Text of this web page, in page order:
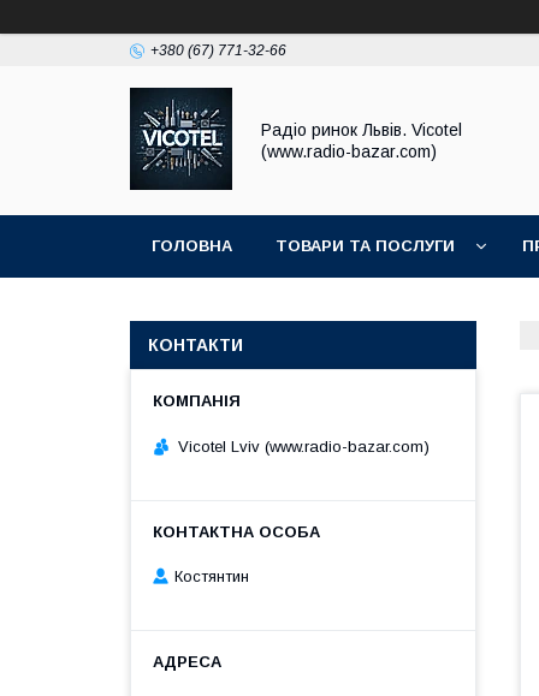
+380 (67) 771-32-66
Радіо ринок Львів. Vicotel
(www.radio-bazar.com)
ГОЛОВНА ТОВАРИ ТА ПОСЛУГИ
КОНТАКТИ
Vicotel Lviv (www.radio-bazar.com)
Костянтин